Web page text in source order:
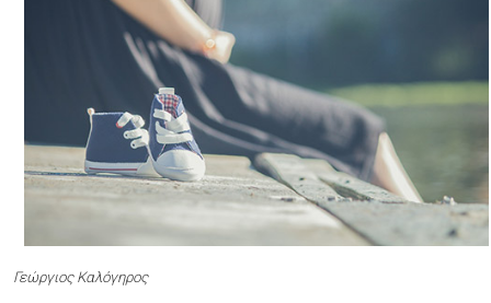
Γεώργιος Καλόγηρος